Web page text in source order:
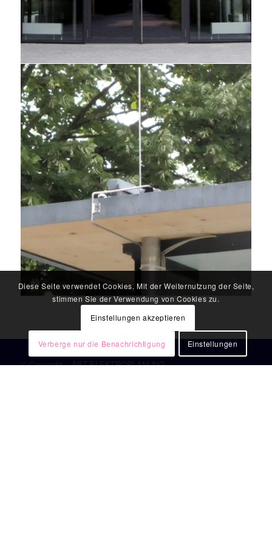
© Copyright – ABT ELEKTROPLANUNG
Diese Seite verwendet Cookies. Mit der Weiternutzung der Seite,
stimmen Sie der Verwendung von Cookies zu.
Einstellungen akzeptieren
Verberge nur die Benachrichtigung Einstellungen